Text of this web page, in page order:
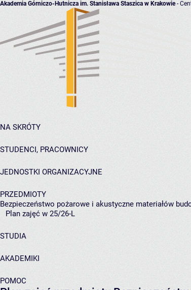
Akademia Górniczo-Hutnicza im. Stanisława Staszica w Krakowie-
NA SKRÓTY
STUDENCI, PRACOWNICY
JEDNOSTKI ORGANIZACYJNE
PRZEDMIOTY
Bezpieczeństwo pożarowe i akustyczne materiałów
Plan zajęć w 25/26-L
STUDIA
AKADEMIKI
POMOC